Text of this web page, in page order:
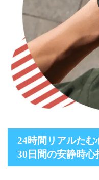
24時間リアルた
30日間の安静時